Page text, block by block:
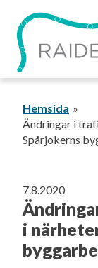
vidare
innehållet
Hemsida
Ändringar i
Spårjokerns
7.8.2020
i